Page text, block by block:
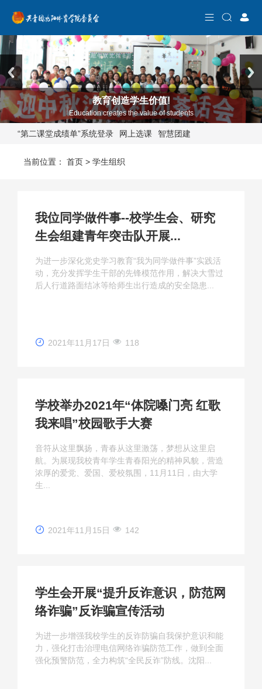
教育创造学生价值!
Education creates the value of students
部门介绍 组织架构
主题团会 基层团训
文化艺术科技节 社团节 校园活动
学生会 青年媒体中心 大学生社团管理部
沈体夜读 青年说
寒暑期社会实践 青年志愿者活动
“第二课堂成绩单”系统登录 网上选课 智慧团建
当前位置： 首页 > 学生组织
我位同学做件事--校学生会、研究
生会组建青年突击队开展...
为进一步深化党史学习教育“我为同学做件事”实践活
动，充分发挥学生干部的先锋模范作用，解决大雪过
后人行道路面结冰等给师生出行造成的安全隐患...
2021年11月17日 118
学校举办2021年“体院嗓门亮 红歌
我来唱”校园歌手大赛
音符从这里飘扬，青春从这里激荡，梦想从这里启
航。为展现我校青年学生青春阳光的精神风貌，营造
浓厚的爱党、爱国、爱校氛围，11月11日，由大学
生...
2021年11月15日 142
学生会开展“提升反诈意识，防范网
络诈骗”反诈骗宣传活动
为进一步增强我校学生的反诈防骗自我保护意识和能
力，强化打击治理电信网络诈骗防范工作，做到全面
强化预警防范，全力构筑“全民反诈”防线。沈阳...